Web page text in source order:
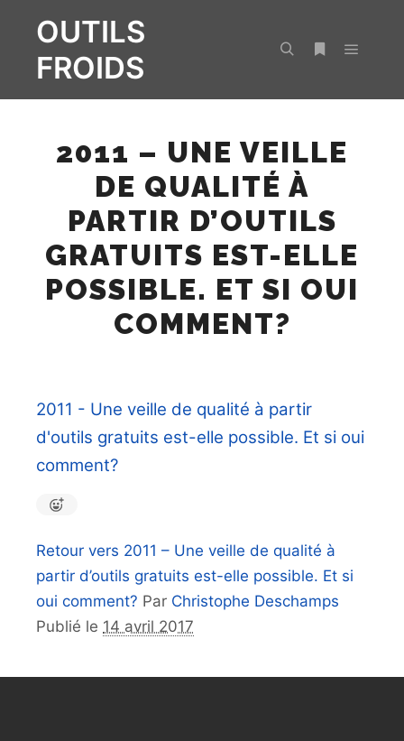
OUTILS
FROIDS
2011 – UNE VEILLE
DE QUALITÉ À
PARTIR D’OUTILS
GRATUITS EST-ELLE
POSSIBLE. ET SI OUI
COMMENT?
2011 - Une veille de qualité à partir
d'outils gratuits est-elle possible. Et si oui
comment?
Retour vers 2011 – Une veille de qualité à
partir d’outils gratuits est-elle possible. Et si
oui comment? Par Christophe Deschamps
Publié le 14 avril 2017